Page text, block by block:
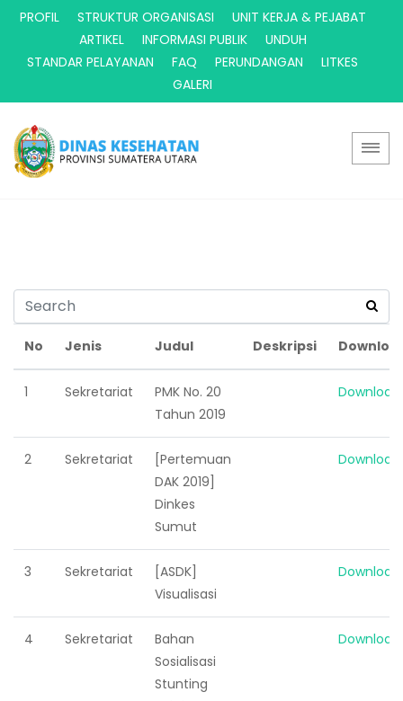
PROFIL STRUKTUR ORGANISASI
UNIT KERJA & PEJABAT
ARTIKEL
INFORMASI PUBLIK
UNDUH
STANDAR PELAYANAN
FAQ PERUNDANGAN
LITKES
GALERI
No Jenis Judul Deskripsi
1 Sekretariat
PMK No. 20
Tahun 2019
Download
2 Sekretariat
[Pertemuan
DAK 2019]
Dinkes
Sumut
Download
3 Sekretariat
[ASDK]
Visualisasi
Download
4 Sekretariat
Bahan
Sosialisasi
Stunting
Download